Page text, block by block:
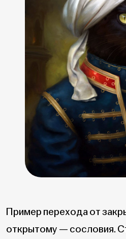
Пример перехода от
открытому — сословия.